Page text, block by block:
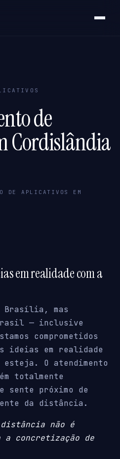
de
Cordislândia
DE APLICATIVOS EM
em realidade com a
Brasília, mas
— inclusive
comprometidos
ideias em realidade
esteja. O atendimento
totalmente
sente próximo de
da distância.
distância não é
a concretização de